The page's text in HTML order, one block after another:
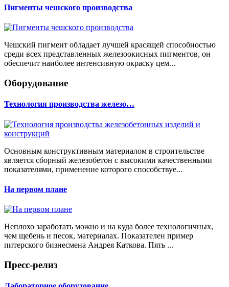
Пигменты чешского производства
Чешский пигмент обладает лучшей красящей способностью
среди всех представленных железоокисных пигментов, он
обеспечит наиболее интенсивную окраску цем...
Оборудование
Технология производства железо…
Основным конструктивным материалом в строительстве
является сборный железобетон с высокими качественными
показателями, применение которого способствуе...
На первом плане
Неплохо заработать можно и на куда более технологичных,
чем щебень и песок, материалах. Показателен пример
питерского бизнесмена Андрея Каткова. Пять ...
Пресс-релиз